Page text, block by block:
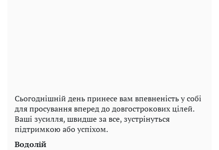
Сьогоднішній день принесе вам впевненість у собі
для просування вперед до довгострокових цілей.
Ваші зусилля, швидше за все, зустрінуться
підтримкою або успіхом.
Водолій